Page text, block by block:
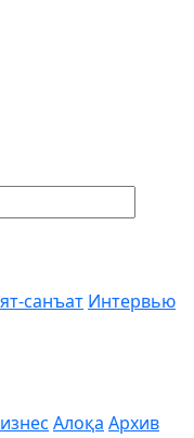
санъат Интервью
Алоқа Архив